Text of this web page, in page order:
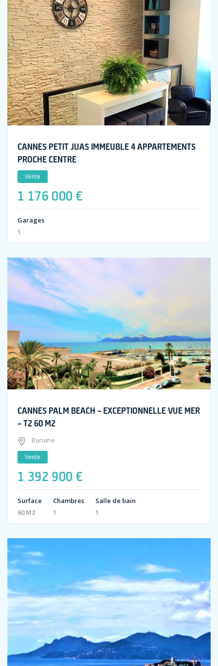
CANNES PETIT JUAS IMMEUBLE 4 APPARTEMENTS
PROCHE CENTRE
Vente
1 176 000 €
Garages
1
CANNES PALM BEACH – EXCEPTIONNELLE VUE MER
– T2 60 M2
Banane
Vente
1 392 900 €
Surface
60 M2
Chambres
1
Salle de bain
1